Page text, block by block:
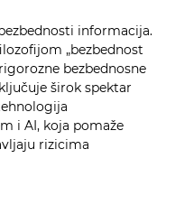
informacija.
„bezbednost
bezbednosne
širok spektar
i AI, koja pomaže
rizicima